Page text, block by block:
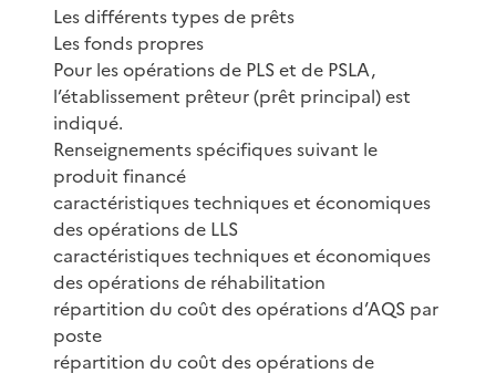
Les différents types de prêts
Les fonds propres
Pour les opérations de PLS et de PSLA,
l’établissement prêteur (prêt principal) est
indiqué.
Renseignements spécifiques suivant le
produit financé
caractéristiques techniques et économiques
des opérations de LLS
caractéristiques techniques et économiques
des opérations de réhabilitation
répartition du coût des opérations d’AQS par
poste
répartition du coût des opérations de